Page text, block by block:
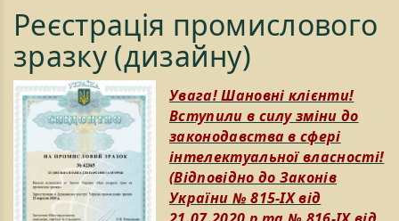
Реєстрація промислового
зразку (дизайну)
Увага! Шановні клієнти!
Вступили в силу зміни до
законодавства в сфері
інтелектуальної власності!
(Відповідно до Законів
України № 815-IX від